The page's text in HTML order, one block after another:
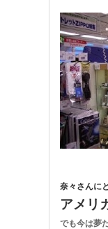
奈々さんに
アメリ
でも今は夢